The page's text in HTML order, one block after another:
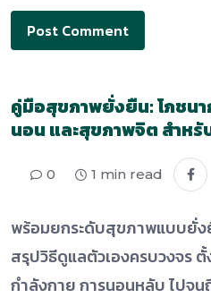
คู่มือสุขภาพยั่งยืน: โภชนา
นอน และสุขภาพจิต สำห
0 1 min read
พร้อมยกระดับสุขภาพแบบยั่
สรุปวิธีดูแลตัวเองครบวงจร
กำลังกาย การนอนหลับ ไปจ